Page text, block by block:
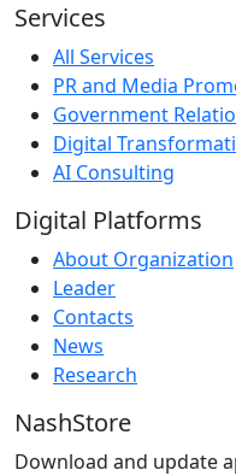
Services
All Services
PR and Media
Government
Digital
AI Consulting
Digital Platforms
About Organization
Leader
Contacts
News
Research
NashStore
Download and update